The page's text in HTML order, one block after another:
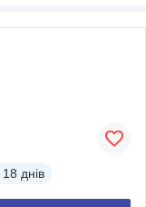
18 днів